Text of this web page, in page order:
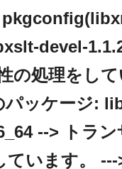
devel-
の処理をし
ッケージ:
--> トラン
ています。 ---